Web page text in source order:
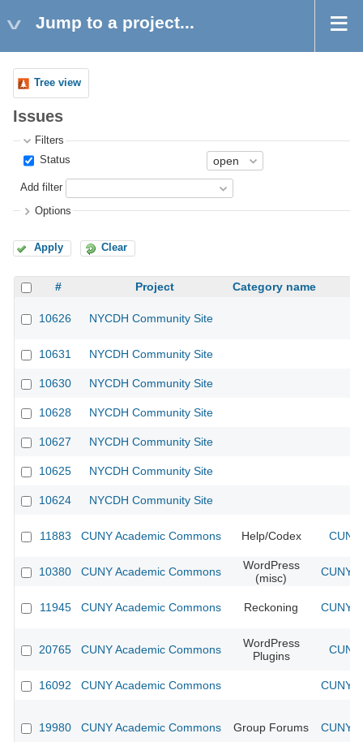
Jump to a project...
Tree view
Issues
Filters
Status
Add filter
Options
Apply Clear
# Project Category name
10626 NYCDH Community Site
10631 NYCDH Community Site
10630 NYCDH Community Site
10628 NYCDH Community Site
10627 NYCDH Community Site
10625 NYCDH Community Site
10624 NYCDH Community Site
11883 CUNY Academic Commons Help/Codex
10380 CUNY Academic Commons
WordPress
(misc)
CUNY
11945 CUNY Academic Commons Reckoning CUNY
20765 CUNY Academic Commons
WordPress
Plugins
16092 CUNY Academic Commons CUNY
19980 CUNY Academic Commons Group Forums CUNY